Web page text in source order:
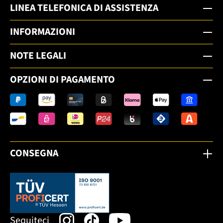
LINEA TELEFONICA DI ASSISTENZA
INFORMAZIONI
NOTE LEGALI
OPZIONI DI PAGAMENTO
CONSEGNA
Dieser Link öffnet sich in einem neuen Tab.